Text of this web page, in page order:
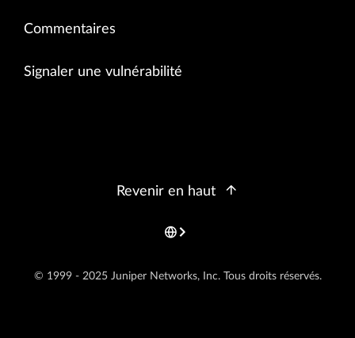
Commentaires
Signaler une vulnérabilité
© 1999 - 2025 Juniper Networks, Inc. Tous droits réservés.
Revenir en haut